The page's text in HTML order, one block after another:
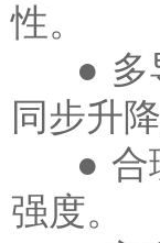
性。
● 多导
同步升降
● 合理
强度。